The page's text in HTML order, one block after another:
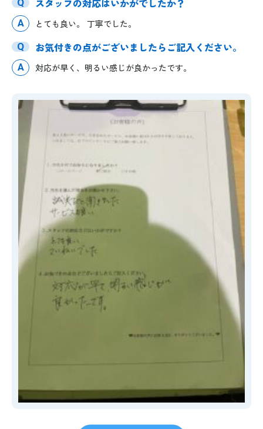
Q
スタッフの対応はいかがでしたか？
A
とても良い。 丁寧でした。
Q
お気付きの点がございましたらご記入ください。
A 対応が早く、明るい感じが良かったです。